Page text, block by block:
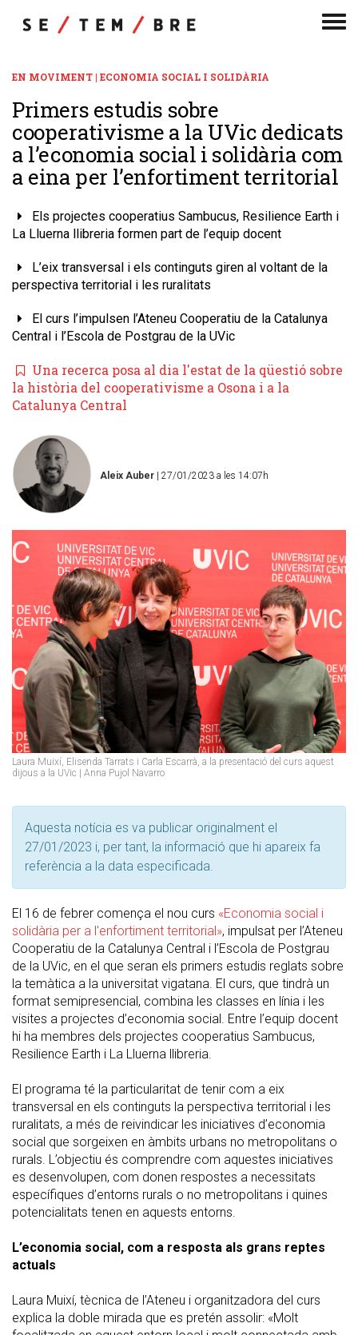
EN MOVIMENT | ECONOMIA SOCIAL I SOLIDÀRIA
Primers estudis sobre
cooperativisme a la UVic dedicats
a l’economia social i solidària com
a eina per l’enfortiment territorial
Els projectes cooperatius Sambucus, Resilience Earth i
La Lluerna llibreria formen part de l’equip docent
L’eix transversal i els continguts giren al voltant de la
perspectiva territorial i les ruralitats
El curs l’impulsen l’Ateneu Cooperatiu de la Catalunya
Central i l’Escola de Postgrau de la UVic
Una recerca posa al dia l'estat de la qüestió sobre
la història del cooperativisme a Osona i a la
Catalunya Central
Aleix Auber | 27/01/2023 a les 14:07h
Laura Muixí, Elisenda Tarrats i Carla Escarrà, a la presentació del curs aquest
dijous a la UVic | Anna Pujol Navarro
Aquesta notícia es va publicar originalment el
27/01/2023 i, per tant, la informació que hi apareix fa
referència a la data especificada.
El 16 de febrer comença el nou curs «Economia social i
solidària per a l'enfortiment territorial», impulsat per l’Ateneu
Cooperatiu de la Catalunya Central i l’Escola de Postgrau
de la UVic, en el que seran els primers estudis reglats sobre
la temàtica a la universitat vigatana. El curs, que tindrà un
format semipresencial, combina les classes en línia i les
visites a projectes d’economia social. Entre l’equip docent
hi ha membres dels projectes cooperatius Sambucus,
Resilience Earth i La Lluerna llibreria.
El programa té la particularitat de tenir com a eix
transversal en els continguts la perspectiva territorial i les
ruralitats, a més de reivindicar les iniciatives d’economia
social que sorgeixen en àmbits urbans no metropolitans o
rurals. L’objectiu és comprendre com aquestes iniciatives
es desenvolupen, com donen respostes a necessitats
específiques d’entorns rurals o no metropolitans i quines
potencialitats tenen en aquests entorns.
L’economia social, com a resposta als grans reptes
actuals
Laura Muixí, tècnica de l’Ateneu i organitzadora del curs
explica la doble mirada que es pretén assolir: «Molt